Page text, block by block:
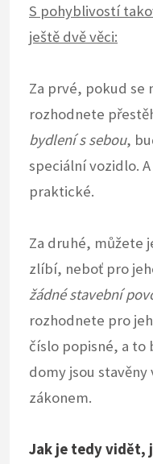
S pohyblivostí
ještě dvě věci:
Za prvé, pokud se
rozhodnete
bydlení s sebou,
speciální vozidlo.
praktické.
Za druhé, můžete
zlíbí, neboť pro
žádné stavební
rozhodnete pro
číslo popisné, a to
domy jsou
zákonem.
Jak je tedy vidět,